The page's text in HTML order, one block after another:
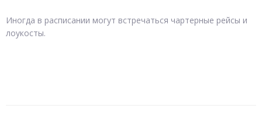
Иногда в расписании могут встречаться чартерные рейсы и
лоукосты.